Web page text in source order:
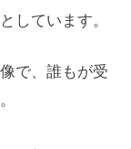
しています。
で、誰もが受